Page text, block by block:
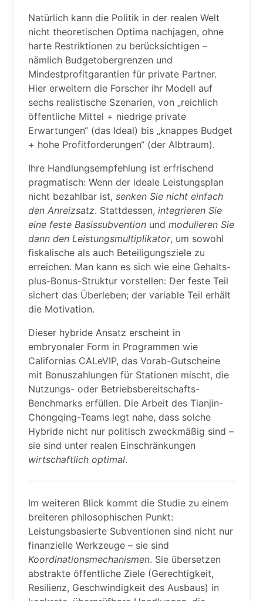
Natürlich kann die Politik in der realen Welt
nicht theoretischen Optima nachjagen, ohne
harte Restriktionen zu berücksichtigen –
nämlich Budgetobergrenzen und
Mindestprofitgarantien für private Partner.
Hier erweitern die Forscher ihr Modell auf
sechs realistische Szenarien, von „reichlich
öffentliche Mittel + niedrige private
Erwartungen“ (das Ideal) bis „knappes Budget
+ hohe Profitforderungen“ (der Albtraum).
Ihre Handlungsempfehlung ist erfrischend
pragmatisch: Wenn der ideale Leistungsplan
nicht bezahlbar ist, senken Sie nicht einfach
den Anreizsatz. Stattdessen, integrieren Sie
eine feste Basissubvention und modulieren Sie
dann den Leistungsmultiplikator, um sowohl
fiskalische als auch Beteiligungsziele zu
erreichen. Man kann es sich wie eine Gehalts-
plus-Bonus-Struktur vorstellen: Der feste Teil
sichert das Überleben; der variable Teil erhält
die Motivation.
Dieser hybride Ansatz erscheint in
embryonaler Form in Programmen wie
Californias CALeVIP, das Vorab-Gutscheine
mit Bonuszahlungen für Stationen mischt, die
Nutzungs- oder Betriebsbereitschafts-
Benchmarks erfüllen. Die Arbeit des Tianjin-
Chongqing-Teams legt nahe, dass solche
Hybride nicht nur politisch zweckmäßig sind –
sie sind unter realen Einschränkungen
wirtschaftlich optimal.
Im weiteren Blick kommt die Studie zu einem
breiteren philosophischen Punkt:
Leistungsbasierte Subventionen sind nicht nur
finanzielle Werkzeuge – sie sind
Koordinationsmechanismen. Sie übersetzen
abstrakte öffentliche Ziele (Gerechtigkeit,
Resilienz, Geschwindigkeit des Ausbaus) in